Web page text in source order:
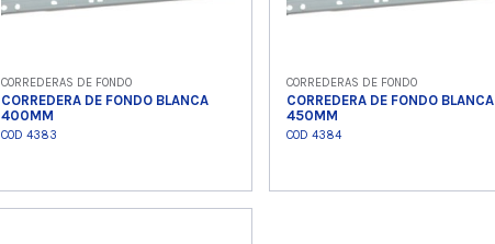
CORREDERAS DE FONDO
CORREDERA DE FONDO BLANCA
400MM
COD 4383
CORREDERAS DE FONDO
CORREDERA DE FONDO BLANCA
450MM
COD 4384